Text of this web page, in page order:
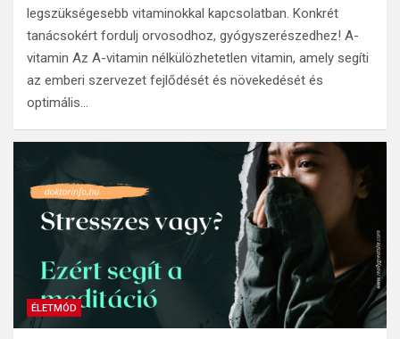
legszükségesebb vitaminokkal kapcsolatban. Konkrét
tanácsokért fordulj orvosodhoz, gyógyszerészedhez! A-
vitamin Az A-vitamin nélkülözhetetlen vitamin, amely segíti
az emberi szervezet fejlődését és növekedését és
optimális…
ÉLETMÓD